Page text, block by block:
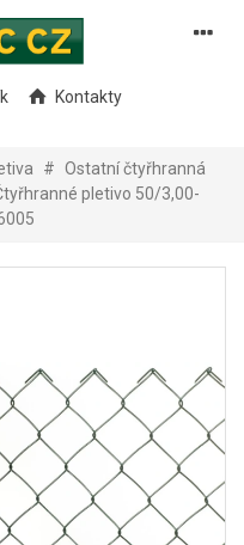
Kontakty
# Ostatní čtyřhranná
pletivo 50/3,00-